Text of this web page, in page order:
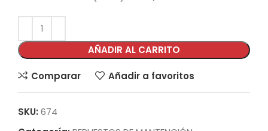
AÑADIR AL CARRITO
Comparar Añadir a favoritos
SKU: 674